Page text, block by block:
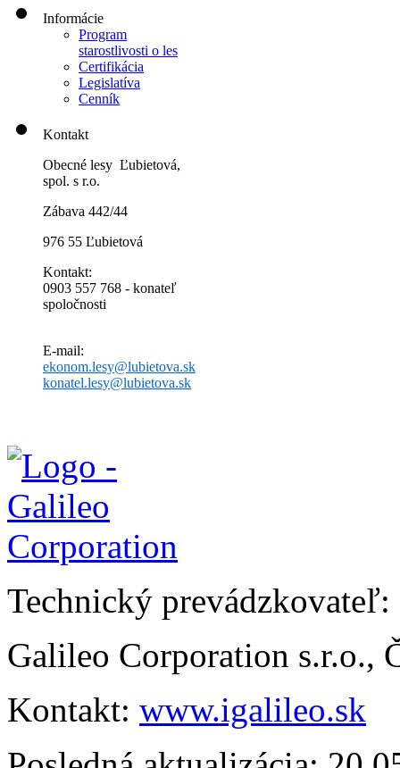
Informácie
Program
starostlivosti o les
Certifikácia
Legislatíva
Cenník
Kontakt
Obecné lesy Ľubietová,
spol. s r.o.
Zábava 442/44
976 55 Ľubietová
Kontakt:
0903 557 768 - konateľ
spoločnosti
E-mail:
ekonom.lesy@lubietova.sk
konatel.lesy@lubietova.sk
Technický prevádzkovateľ:
Galileo Corporation s.r.o.,
Kontakt: www.igalileo.sk